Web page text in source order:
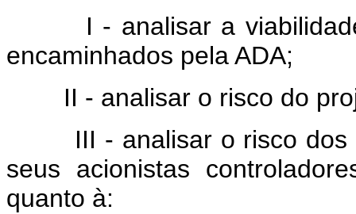
I - analisar a viabilidade
encaminhados pela ADA;
II - analisar o risco do
III - analisar o risco dos
seus acionistas
quanto à: